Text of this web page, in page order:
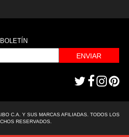
ENVIAR
C.A. Y SUS MARCAS AFILIADAS. TODOS LOS
RESERVADOS.